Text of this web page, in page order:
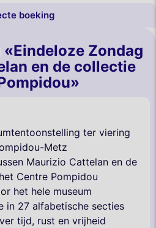
boeking
Zondag
en de collectie
ter viering
Metz
Maurizio Cattelan en de
Centre Pompidou
het hele museum
in 27 alfabetische secties
tijd, rust en vrijheid